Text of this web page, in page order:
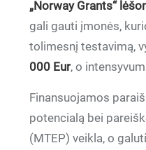
„Norway Grants“
gali gauti įmonės,
tolimesnį testavimą,
000 Eur, o
Finansuojamos
potencialą bei
(MTEP) veikla, o